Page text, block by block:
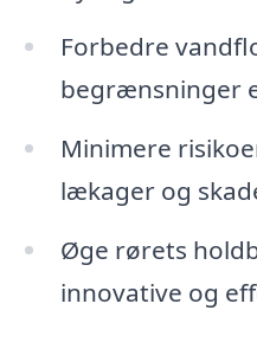
Forbedre
begrænsninger
Minimere
lækager og
Øge rørets
innovative og